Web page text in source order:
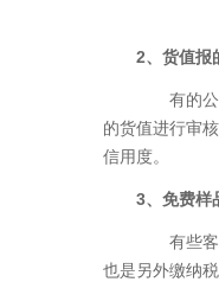
2、货值报
有的公司
的货值进行审
信用度。
3、免费样
有些客户
也是另外缴纳